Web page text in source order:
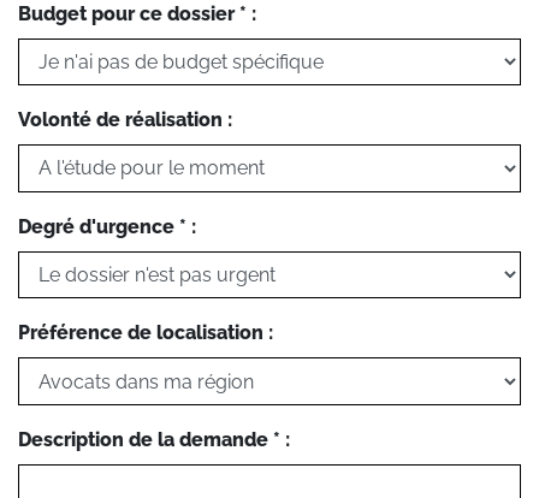
Budget pour ce dossier * :
Volonté de réalisation :
Degré d'urgence * :
Préférence de localisation :
Description de la demande * :